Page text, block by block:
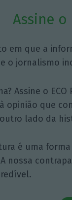
Assine o
em que a
o jornalismo
Assine o
opinião que
lado da
é uma
nossa